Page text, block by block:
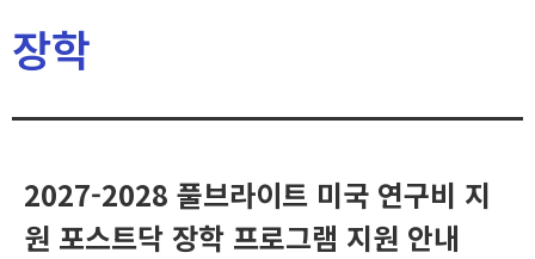
장학
2027-2028 풀브라이트 미국 연구비 지
원 포스트닥 장학 프로그램 지원 안내